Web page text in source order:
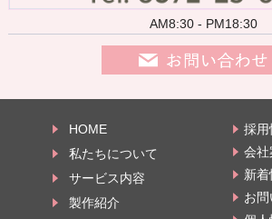
AM8:30 - PM18:30
HOME
私たちについて
サービス内容
製作紹介
採用
会社
新着
お